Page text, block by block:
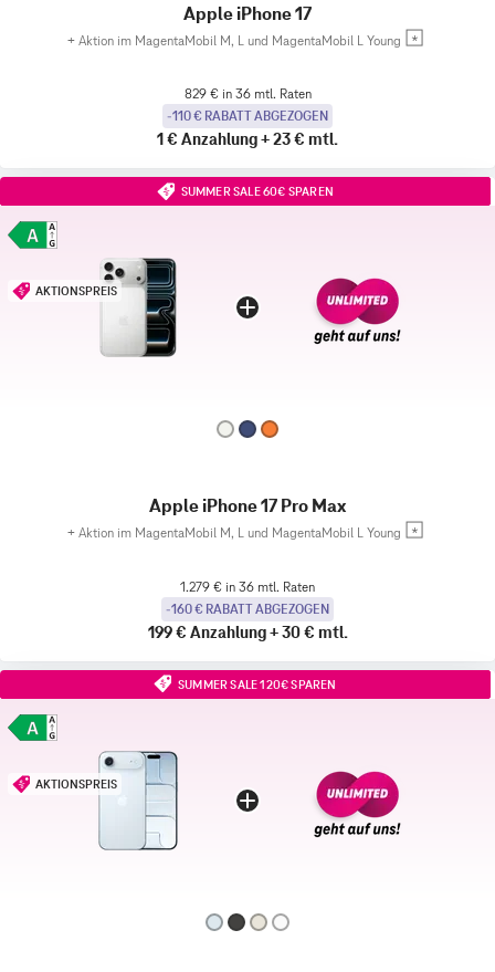
Apple iPhone 17
+ Aktion im MagentaMobil M, L und MagentaMobil L Young
829 € in 36 mtl. Raten
-110 € RABATT ABGEZOGEN
1 € Anzahlung+23 € mtl.
SUMMER SALE 60€ SPAREN
AKTIONSPREIS
Apple iPhone 17 Pro Max
+ Aktion im MagentaMobil M, L und MagentaMobil L Young
1.279 € in 36 mtl. Raten
-160 € RABATT ABGEZOGEN
199 € Anzahlung+30 € mtl.
SUMMER SALE 120€ SPAREN
AKTIONSPREIS